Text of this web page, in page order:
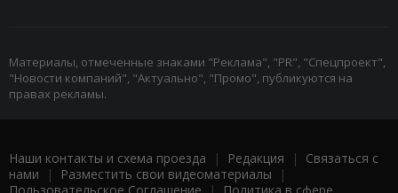
Материалы, отмеченные знаками "Реклама", "PR", "Спецпроект",
"Новости компаний", "Актуально", "Промо", публикуются на
правах рекламы.
Наши контакты и схема проезда | Редакция | Связаться с
нами | Разместить свои видеоматериалы |